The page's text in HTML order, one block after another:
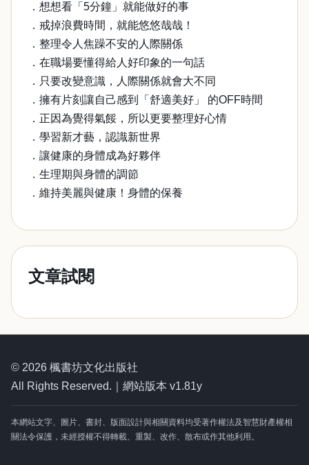
．想想看「5分鐘」就能做好的事
．戒掉浪費時間，就能悠悠哉哉！
．整理令人焦躁不安的人際關係
．在職場要懂得給人好印象的一句話
．只要改變意識，人際關係就會大不同
．擁有片刻讓自己感到「舒適美好」 的OFF時間
．正因為覺得氣餒，所以更要整理好心情
．學習新才藝，認識新世界
．讓健康的身體成為好夥伴
．生理期與身體的調節
．維持美麗與健康！身體的保養
文章試閱
© 2026 楓書坊文化出版社
All Rights Reserved.｜網站版本 v1.81y
本網站文字、圖片、書封、版面設計與相關資料均受著作權法及智慧財產權相
關法令保護，未經授權不得轉載、重製、改作、散布或作其他利用。